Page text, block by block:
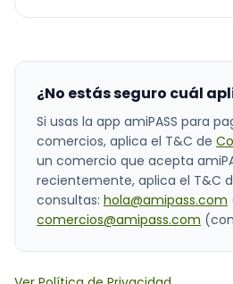
¿No estás seguro cuál
Si usas la app amiPASS para
comercios, aplica el T&C de
un comercio que acepta
recientemente, aplica el T&C
consultas: hola@amipass.com
comercios@amipass.com